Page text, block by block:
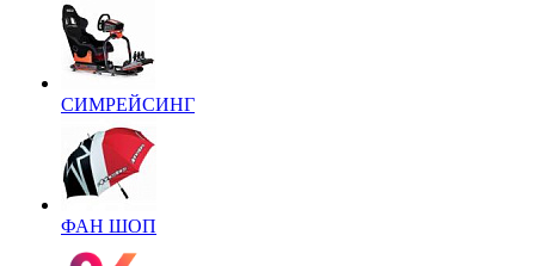
СИМРЕЙСИНГ
ФАН ШОП